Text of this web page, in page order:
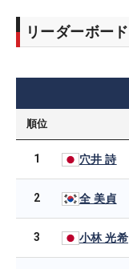
リーダーボード
順位
1 穴井 詩
2 全 美貞
3 小林 光希